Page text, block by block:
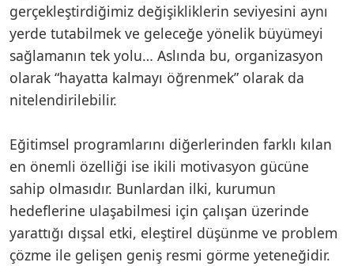
gerçekleştirdiğimiz değişikliklerin seviyesini aynı
yerde tutabilmek ve geleceğe yönelik büyümeyi
sağlamanın tek yolu… Aslında bu, organizasyon
olarak “hayatta kalmayı öğrenmek” olarak da
nitelendirilebilir.
Eğitimsel programlarını diğerlerinden farklı kılan
en önemli özelliği ise ikili motivasyon gücüne
sahip olmasıdır. Bunlardan ilki, kurumun
hedeflerine ulaşabilmesi için çalışan üzerinde
yarattığı dışsal etki, eleştirel düşünme ve problem
çözme ile gelişen geniş resmi görme yeteneğidir.